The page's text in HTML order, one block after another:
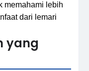
memahami lebih
dari lemari
yang